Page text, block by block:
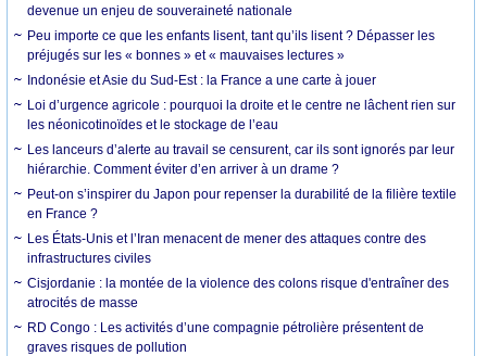
devenue un enjeu de souveraineté nationale
Peu importe ce que les enfants lisent, tant qu’ils lisent ? Dépasser les
préjugés sur les « bonnes » et « mauvaises lectures »
Indonésie et Asie du Sud-Est : la France a une carte à jouer
Loi d’urgence agricole : pourquoi la droite et le centre ne lâchent rien sur
les néonicotinoïdes et le stockage de l’eau
Les lanceurs d’alerte au travail se censurent, car ils sont ignorés par leur
hiérarchie. Comment éviter d’en arriver à un drame ?
Peut-on s’inspirer du Japon pour repenser la durabilité de la filière textile
en France ?
Les États-Unis et l’Iran menacent de mener des attaques contre des
infrastructures civiles
Cisjordanie : la montée de la violence des colons risque d'entraîner des
atrocités de masse
RD Congo : Les activités d’une compagnie pétrolière présentent de
graves risques de pollution